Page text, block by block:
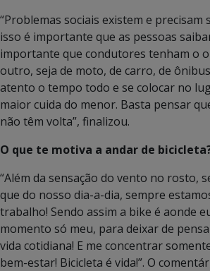
“Problemas sociais existem e
isso é importante que as pessoas
importante que condutores tenham o
outro, seja de moto, de carro, de
atento o tempo todo e se colocar no
maior cuida do menor. Basta pensar
não têm volta”, finalizou.
O que te motiva a andar de
“Além da sensação do vento no rosto,
que do nosso dia-a-dia, sempre
trabalho! Sendo assim a bike é aonde
momento só meu, para deixar de
vida cotidiana! E me concentrar
bem-estar! Bicicleta é vida!”. O